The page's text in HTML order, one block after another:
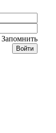
Запомнить